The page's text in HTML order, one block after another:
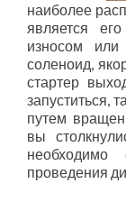
наиболее
является
износом или
соленоид,
стартер
запуститься,
путем
вы
необходимо
проведения